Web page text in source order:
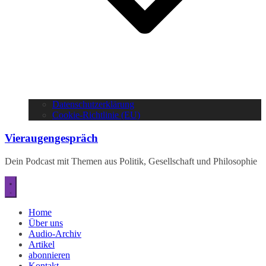
Datenschutzerklärung
Cookie-Richtlinie (EU)
Vieraugengespräch
Dein Podcast mit Themen aus Politik, Gesellschaft und Philosophie
Home
Über uns
Audio-Archiv
Artikel
abonnieren